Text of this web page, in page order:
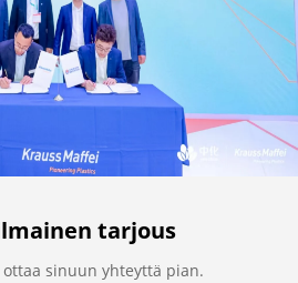
tarjous
ottaa sinuun yhteyttä pian.